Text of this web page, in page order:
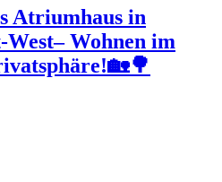
Atriumhaus in
Wohnen im